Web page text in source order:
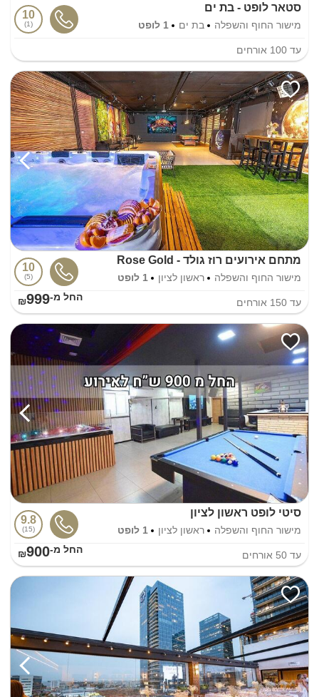
סטאר לופט - בת ים
מישור החוף והשפלה בת ים 1 לופט
10
1
עד 100 אורחים
מתחם אירועים רוז גולד - Rose Gold
מישור החוף והשפלה ראשון לציון 1 לופט
10
5
עד 150 אורחים החל מ-₪999
סיטי לופט ראשון לציון
מישור החוף והשפלה ראשון לציון 1 לופט
9.8
15
עד 50 אורחים החל מ-₪900